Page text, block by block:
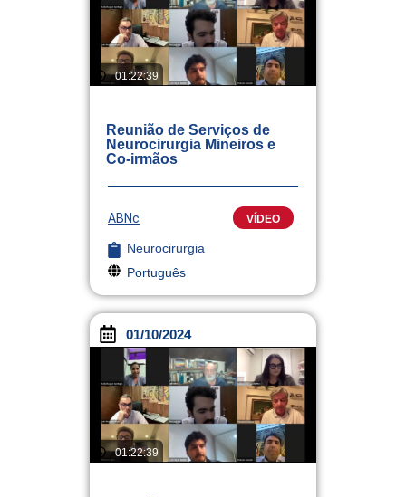
01:22:39
Reunião de Serviços de
Neurocirurgia Mineiros e
Co-irmãos
ABNc VÍDEO
Neurocirurgia
Português
01/10/2024
01:22:39